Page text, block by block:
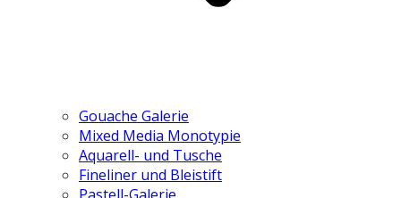
Gouache Galerie
Mixed Media Monotypie
Aquarell- und Tusche
Fineliner und Bleistift